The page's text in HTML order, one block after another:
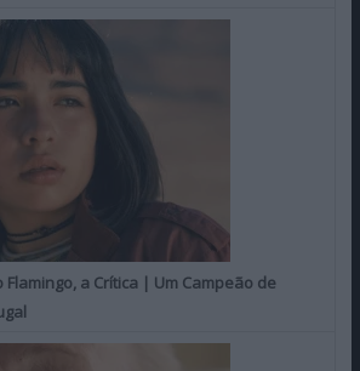
a Crítica | Um Campeão de